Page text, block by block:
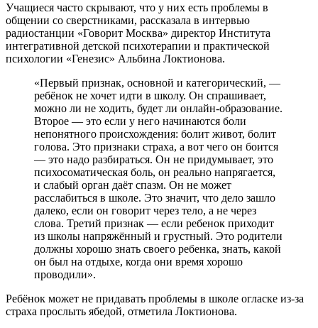
Учащиеся часто скрывают, что у них есть проблемы в
общении со сверстниками, рассказала в интервью
радиостанции «Говорит Москва» директор Института
интегративной детской психотерапии и практической
психологии «Генезис» Альбина Локтионова.
«Первый признак, основной и категорический, —
ребёнок не хочет идти в школу. Он спрашивает,
можно ли не ходить, будет ли онлайн-образование.
Второе — это если у него начинаются боли
непонятного происхождения: болит живот, болит
голова. Это признаки страха, а вот чего он боится
— это надо разбираться. Он не придумывает, это
психосоматическая боль, он реально напрягается,
и слабый орган даёт спазм. Он не может
расслабиться в школе. Это значит, что дело зашло
далеко, если он говорит через тело, а не через
слова. Третий признак — если ребенок приходит
из школы напряжённый и грустный. Это родители
должны хорошо знать своего ребенка, знать, какой
он был на отдыхе, когда они время хорошо
проводили».
Ребёнок может не придавать проблемы в школе огласке из-за
страха прослыть ябедой, отметила Локтионова.